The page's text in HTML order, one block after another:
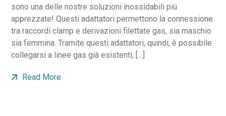
sono una delle nostre soluzioni inossidabili più
apprezzate! Questi adattatori permettono la connessione
tra raccordi clamp e derivazioni filettate gas, sia maschio
sia femmina. Tramite questi adattatori, quindi, è possibile
collegarsi a linee gas già esistenti, […]
Read More